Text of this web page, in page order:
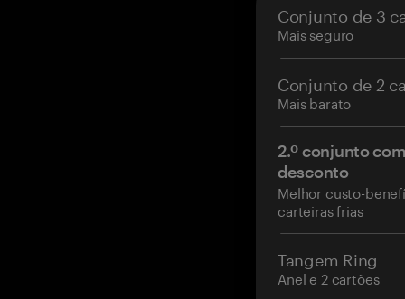
Conjunto de 3
Mais seguro
Conjunto de 2
Mais barato
2.º conjunto
desconto
Melhor custo-
carteiras frias
Tangem Ring
Anel e 2 cartões